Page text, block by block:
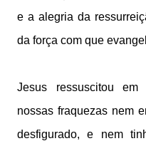
e a alegria da
da força com que
Jesus ressuscitou
nossas fraquezas nem
desfigurado, e nem